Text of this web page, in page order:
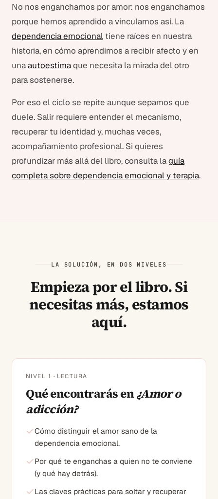
No nos enganchamos por amor: nos enganchamos
porque hemos aprendido a vincularnos así. La
dependencia emocional tiene raíces en nuestra
historia, en cómo aprendimos a recibir afecto y en
unaautoestimaque necesita la mirada del otro
para sostenerse.
Por eso el ciclo se repite aunque sepamos que
duele. Salir requiere entender el mecanismo,
recuperar tu identidad y, muchas veces,
acompañamiento profesional. Si quieres
profundizar más allá del libro, consulta laguía
completa sobre dependencia emocional y terapia.
LA SOLUCIÓN, EN DOS NIVELES
Empieza por el libro. Si
necesitas más, estamos
aquí.
NIVEL 1 · LECTURA
Qué encontrarás en¿Amor o
adicción?
Cómo distinguir el amor sano de la
dependencia emocional.
Por qué te enganchas a quien no te conviene
(y qué hay detrás).
Las claves prácticas para soltar y recuperar